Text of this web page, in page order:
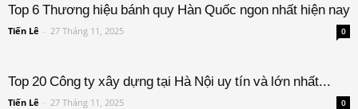
Top 6 Thương hiệu bánh quy Hàn Quốc ngon nhất hiện nay
Tiến Lê - 27 Tháng 11, 2025 0
Top 20 Công ty xây dựng tại Hà Nội uy tín và lớn nhất...
Tiến Lê - 27 Tháng 11, 2025 0